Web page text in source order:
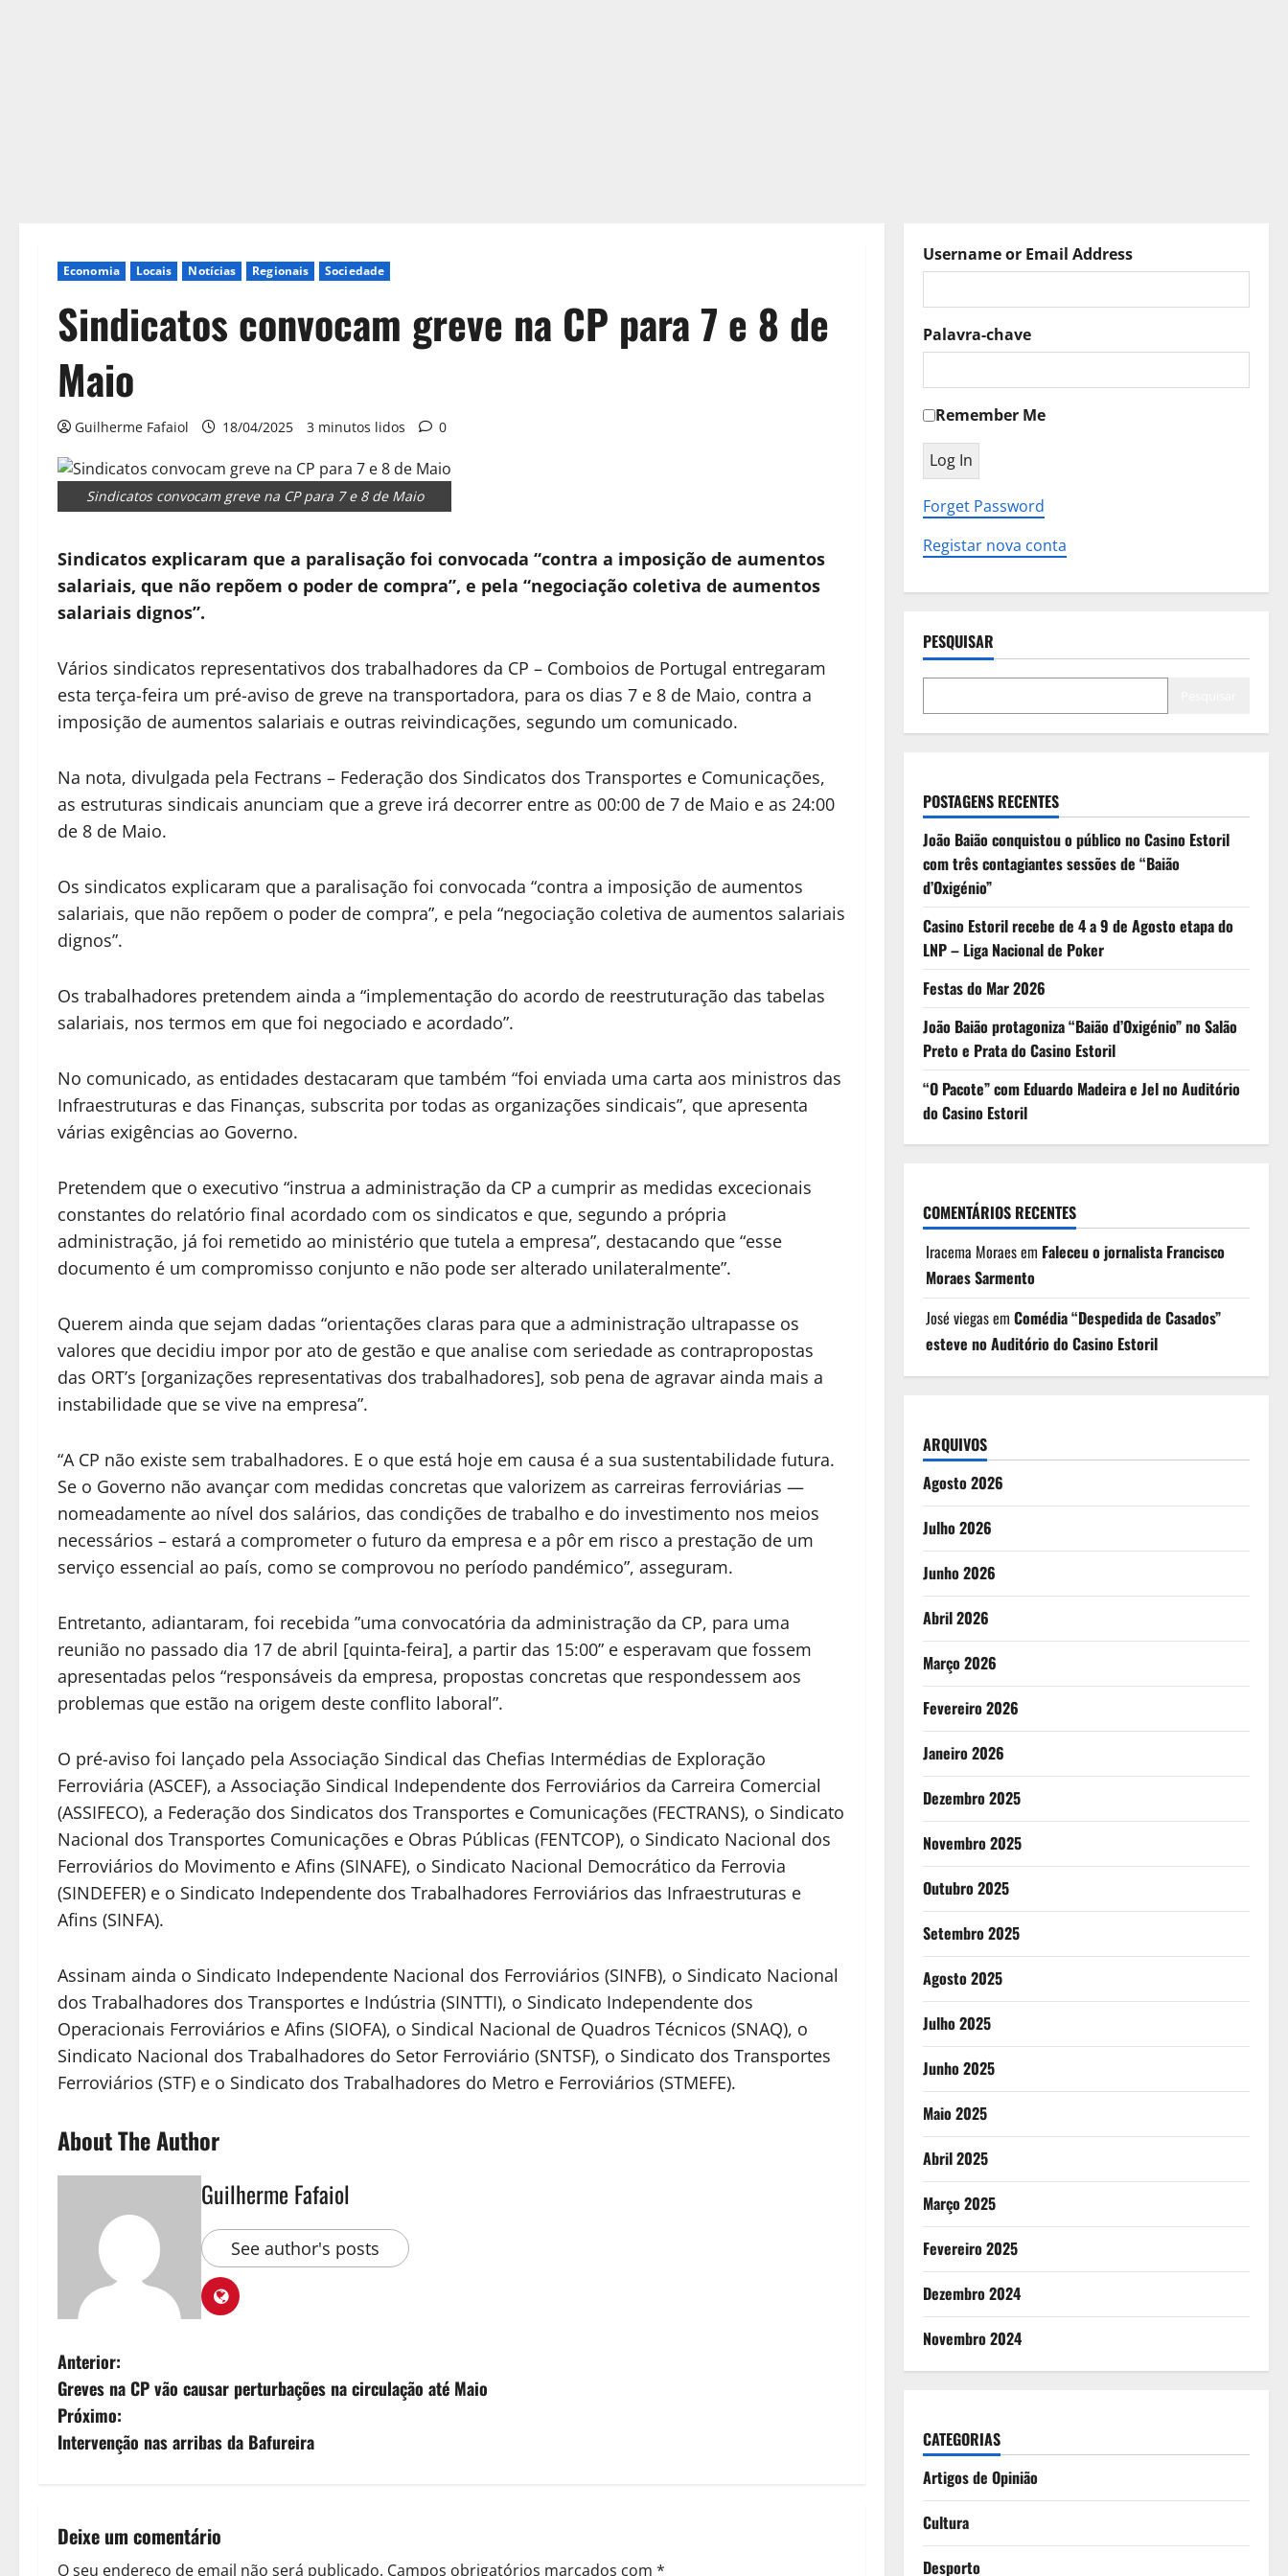
Economia Locais Notícias Regionais Sociedade
Sindicatos convocam greve na CP para 7 e 8 de
Maio
Guilherme Fafaiol 18/04/2025 3 minutos lidos 0
Sindicatos convocam greve na CP para 7 e 8 de Maio
Sindicatos explicaram que a paralisação foi convocada “contra a imposição de aumentos
salariais, que não repõem o poder de compra”, e pela “negociação coletiva de aumentos
salariais dignos”.
Vários sindicatos representativos dos trabalhadores da CP – Comboios de Portugal entregaram
esta terça-feira um pré-aviso de greve na transportadora, para os dias 7 e 8 de Maio, contra a
imposição de aumentos salariais e outras reivindicações, segundo um comunicado.
Na nota, divulgada pela Fectrans – Federação dos Sindicatos dos Transportes e Comunicações,
as estruturas sindicais anunciam que a greve irá decorrer entre as 00:00 de 7 de Maio e as 24:00
de 8 de Maio.
Os sindicatos explicaram que a paralisação foi convocada “contra a imposição de aumentos
salariais, que não repõem o poder de compra”, e pela “negociação coletiva de aumentos salariais
dignos”.
Os trabalhadores pretendem ainda a “implementação do acordo de reestruturação das tabelas
salariais, nos termos em que foi negociado e acordado”.
No comunicado, as entidades destacaram que também “foi enviada uma carta aos ministros das
Infraestruturas e das Finanças, subscrita por todas as organizações sindicais”, que apresenta
várias exigências ao Governo.
Pretendem que o executivo “instrua a administração da CP a cumprir as medidas excecionais
constantes do relatório final acordado com os sindicatos e que, segundo a própria
administração, já foi remetido ao ministério que tutela a empresa”, destacando que “esse
documento é um compromisso conjunto e não pode ser alterado unilateralmente”.
Querem ainda que sejam dadas “orientações claras para que a administração ultrapasse os
valores que decidiu impor por ato de gestão e que analise com seriedade as contrapropostas
das ORT’s [organizações representativas dos trabalhadores], sob pena de agravar ainda mais a
instabilidade que se vive na empresa”.
“A CP não existe sem trabalhadores. E o que está hoje em causa é a sua sustentabilidade futura.
Se o Governo não avançar com medidas concretas que valorizem as carreiras ferroviárias —
nomeadamente ao nível dos salários, das condições de trabalho e do investimento nos meios
necessários – estará a comprometer o futuro da empresa e a pôr em risco a prestação de um
serviço essencial ao país, como se comprovou no período pandémico”, asseguram.
Entretanto, adiantaram, foi recebida ”uma convocatória da administração da CP, para uma
reunião no passado dia 17 de abril [quinta-feira], a partir das 15:00” e esperavam que fossem
apresentadas pelos “responsáveis da empresa, propostas concretas que respondessem aos
problemas que estão na origem deste conflito laboral”.
O pré-aviso foi lançado pela Associação Sindical das Chefias Intermédias de Exploração
Ferroviária (ASCEF), a Associação Sindical Independente dos Ferroviários da Carreira Comercial
(ASSIFECO), a Federação dos Sindicatos dos Transportes e Comunicações (FECTRANS), o Sindicato
Nacional dos Transportes Comunicações e Obras Públicas (FENTCOP), o Sindicato Nacional dos
Ferroviários do Movimento e Afins (SINAFE), o Sindicato Nacional Democrático da Ferrovia
(SINDEFER) e o Sindicato Independente dos Trabalhadores Ferroviários das Infraestruturas e
Afins (SINFA).
Assinam ainda o Sindicato Independente Nacional dos Ferroviários (SINFB), o Sindicato Nacional
dos Trabalhadores dos Transportes e Indústria (SINTTI), o Sindicato Independente dos
Operacionais Ferroviários e Afins (SIOFA), o Sindical Nacional de Quadros Técnicos (SNAQ), o
Sindicato Nacional dos Trabalhadores do Setor Ferroviário (SNTSF), o Sindicato dos Transportes
Ferroviários (STF) e o Sindicato dos Trabalhadores do Metro e Ferroviários (STMEFE).
About The Author
Guilherme Fafaiol
See author's posts
N
a
v
g
Anterior:
Greves na CP vão causar perturbações na circulação até Maio
Próximo:
Intervenção nas arribas da Bafureira
Deixe um comentário
O seu endereço de email não será publicado. Campos obrigatórios marcados com *
Username or Email Address
Palavra-chave
Remember Me
Forget Password
Registar nova conta
PESQUISAR
POSTAGENS RECENTES
João Baião conquistou o público no Casino Estoril
com três contagiantes sessões de “Baião
d’Oxigénio”
Casino Estoril recebe de 4 a 9 de Agosto etapa do
LNP – Liga Nacional de Poker
Festas do Mar 2026
João Baião protagoniza “Baião d’Oxigénio” no Salão
Preto e Prata do Casino Estoril
“O Pacote” com Eduardo Madeira e Jel no Auditório
do Casino Estoril
COMENTÁRIOS RECENTES
Iracema Moraesem Faleceu o jornalista Francisco
Moraes Sarmento
José viegasem Comédia “Despedida de Casados”
esteve no Auditório do Casino Estoril
ARQUIVOS
Agosto 2026
Julho 2026
Junho 2026
Abril 2026
Março 2026
Fevereiro 2026
Janeiro 2026
Dezembro 2025
Novembro 2025
Outubro 2025
Setembro 2025
Agosto 2025
Julho 2025
Junho 2025
Maio 2025
Abril 2025
Março 2025
Fevereiro 2025
Dezembro 2024
Novembro 2024
CATEGORIAS
Artigos de Opinião
Cultura
Desporto